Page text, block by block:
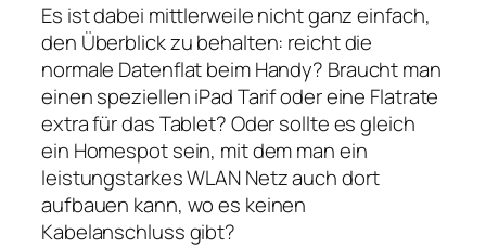
Es ist dabei mittlerweile nicht ganz einfach,
den Überblick zu behalten: reicht die
normale Datenflat beim Handy? Braucht man
einen speziellen iPad Tarif oder eine Flatrate
extra für das Tablet? Oder sollte es gleich
ein Homespot sein, mit dem man ein
leistungstarkes WLAN Netz auch dort
aufbauen kann, wo es keinen
Kabelanschluss gibt?